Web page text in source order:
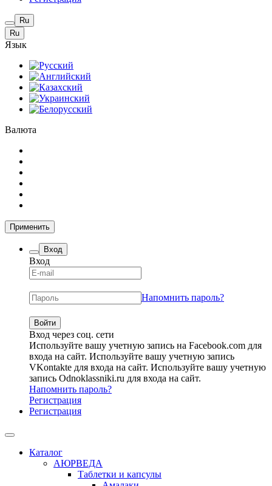
Ru
Ru
Язык
Валюта
Применить
Вход
Вход
Напомнить пароль?
Вход через соц. сети
Используйте вашу учетную запись на Facebook.com для
входа на сайт. Используйте вашу учетную запись
VKontakte для входа на сайт. Используйте вашу учетную
запись Odnoklassniki.ru для входа на сайт.
Напомнить пароль?
Регистрация
Регистрация
Каталог
АЮРВЕДА
Таблетки и капсулы